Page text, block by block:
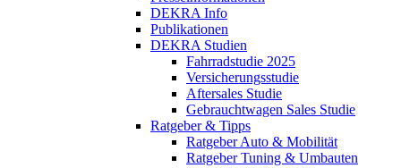
DEKRA Info
Publikationen
DEKRA Studien
Fahrradstudie 2025
Versicherungsstudie
Aftersales Studie
Gebrauchtwagen Sales Studie
Ratgeber & Tipps
Ratgeber Auto & Mobilität
Ratgeber Tuning & Umbauten